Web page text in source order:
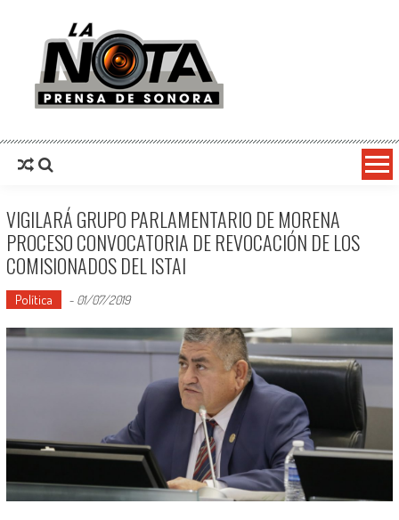
La Nota Prensa De Sonora
VIGILARÁ GRUPO PARLAMENTARIO DE MORENA
PROCESO CONVOCATORIA DE REVOCACIÓN DE LOS
COMISIONADOS DEL ISTAI
Política - 01/07/2019